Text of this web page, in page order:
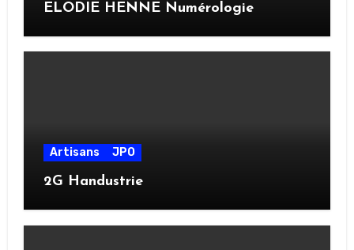
ELODIE HENNE Numérologie
Artisans JPO
2G Handustrie